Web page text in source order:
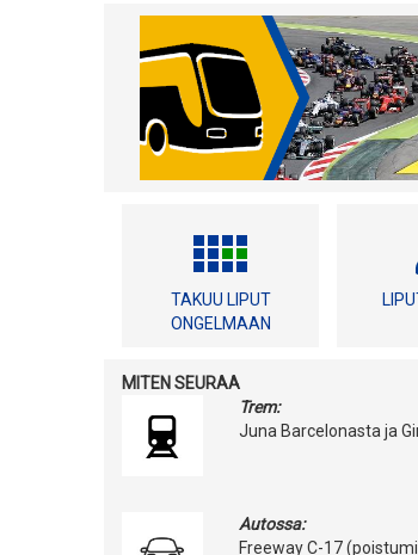
TAKUU LIPUT
ONGELMAAN
MITEN SEURAA
Trem:
Juna Barcelonasta ja
Autossa:
Freeway C-17